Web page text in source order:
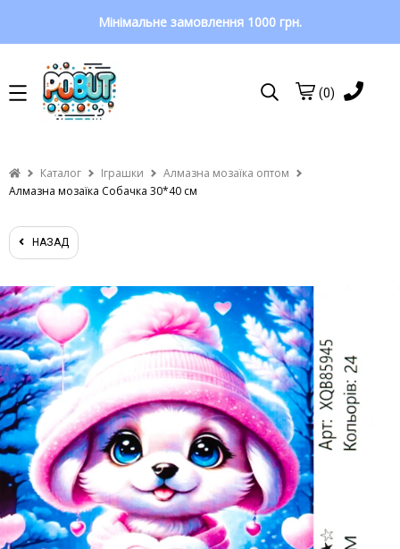
Мінімальне замовлення 1000 грн.
(0)
Каталог Іграшки
Алмазна мозаїка оптом
Алмазна мозаїка Собачка 30*40 см
НАЗАД